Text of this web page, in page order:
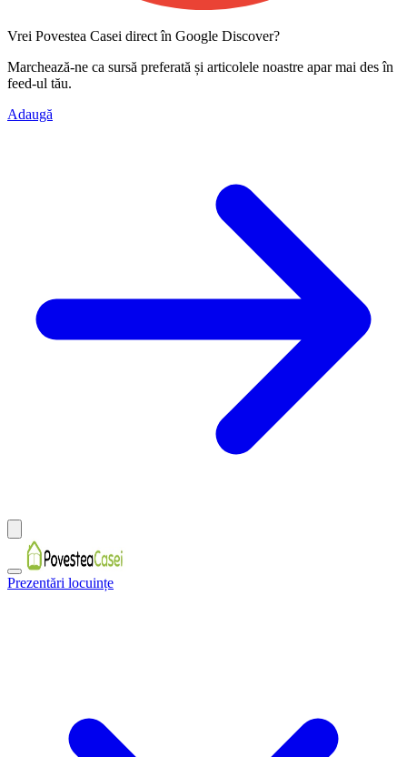
Vrei Povestea Casei direct în Google Discover?
Marchează-ne ca sursă preferată și articolele noastre apar mai des în
feed-ul tău.
Adaugă
Prezentări locuințe